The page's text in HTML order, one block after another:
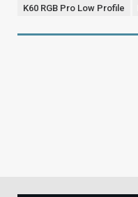
K60 RGB Pro Low Profile